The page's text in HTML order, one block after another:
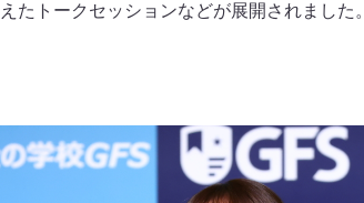
たトークセッションなどが展開されました。